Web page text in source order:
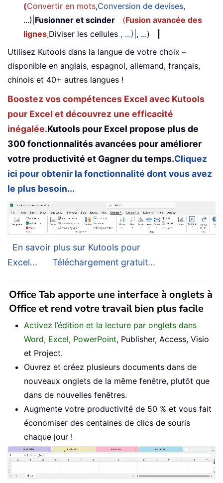
(Convertir en mots,Conversion de devises,
...) Fusionner et scinder (Fusion avancée des
lignes,Diviser les cellules , ...) |, ...)
Utilisez Kutools dans la langue de votre choix –
disponible en anglais, espagnol, allemand, français,
chinois et 40+ autres langues !
Boostez vos compétences Excel avec Kutools
pour Excel et découvrez une efficacité
inégalée.Kutools pour Excel propose plus de
300 fonctionnalités avancées pour améliorer
votre productivité et Gagner du temps.Cliquez
ici pour obtenir la fonctionnalité dont vous avez
le plus besoin...
En savoir plus sur Kutools pour
Excel...
Téléchargement gratuit...
Office Tab apporte une interface à onglets à
Office et rend votre travail bien plus facile
Activez l’édition et la lecture par onglets dans
Word, Excel, PowerPoint, Publisher, Access, Visio
et Project.
Ouvrez et créez plusieurs documents dans de
nouveaux onglets de la même fenêtre, plutôt que
dans de nouvelles fenêtres.
Augmente votre productivité de 50 % et vous fait
économiser des centaines de clics de souris
chaque jour !